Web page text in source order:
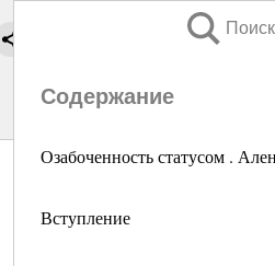
Поиск
Содержание
Озабоченность статусом .
Вступление